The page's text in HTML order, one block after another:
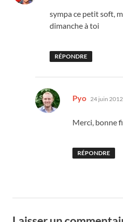
sympa ce petit soft,
dimanche à toi
RÉPONDRE
Pyo dit :
24 juin
Merci, bonne
RÉPONDRE